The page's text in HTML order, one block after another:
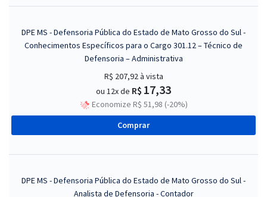
DPE MS - Defensoria Pública do Estado de Mato Grosso do Sul -
Conhecimentos Específicos para o Cargo 301.12 – Técnico de
Defensoria – Administrativa
R$ 207,92à vista
ou 12x de R$ 17,33
Economize R$ 51,98 (-20%)
Comprar
DPE MS - Defensoria Pública do Estado de Mato Grosso do Sul -
Analista de Defensoria - Contador